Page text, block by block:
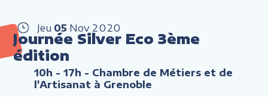
Jeu 05 Nov 2020
Journée Silver Eco 3ème
édition
10h - 17h - Chambre de Métiers et de
l'Artisanat à Grenoble